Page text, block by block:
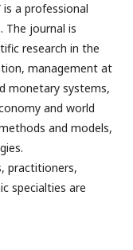
is a professional
The journal is
research in the
management at
monetary systems,
and world
and models,
practitioners,
specialties are